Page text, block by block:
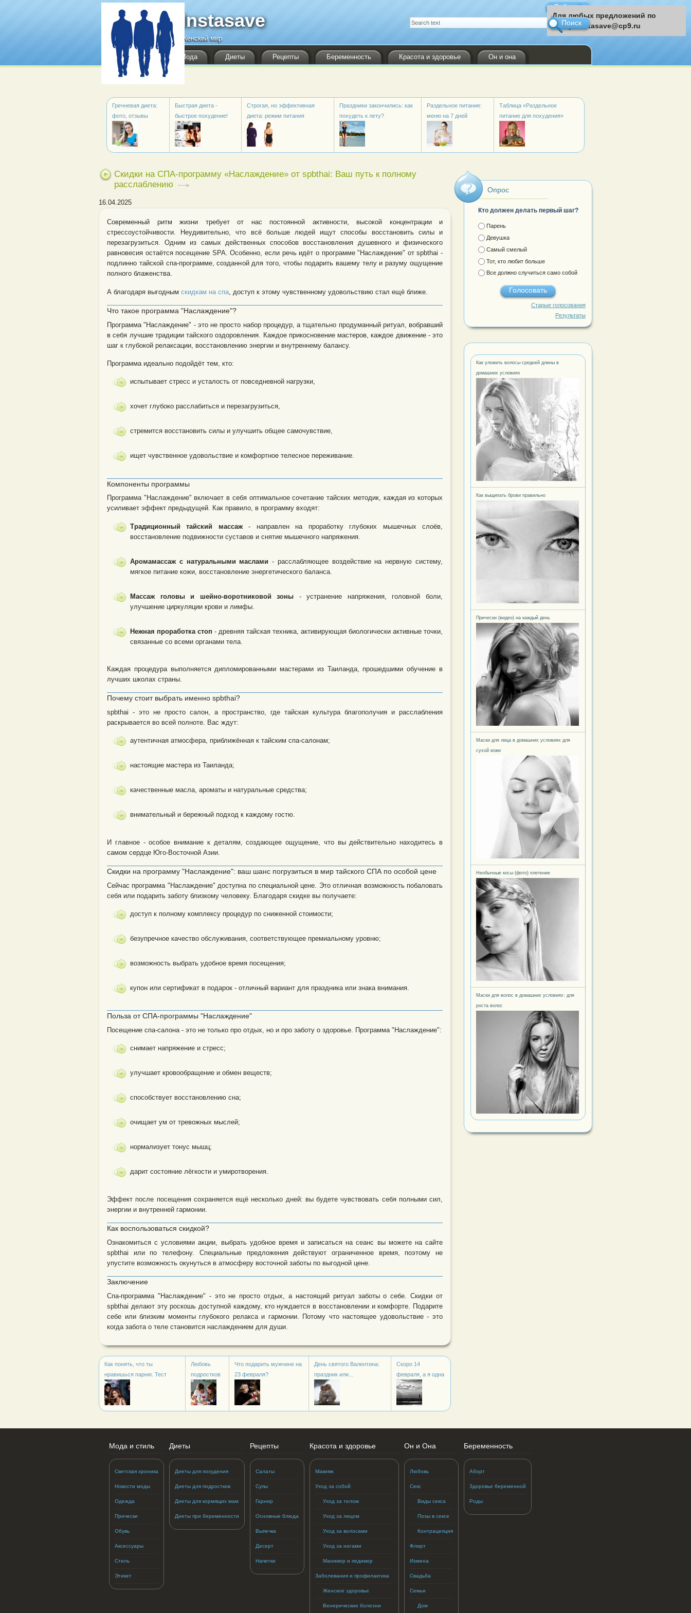
Перейти к основному содержанию
Мода Диеты Рецепты Беременность Красота и здоровье Он и она
Instasave
Женский мир
Войти
Форма поиска
Поиск
Гречневая диета:
фото, отзывы
Быстрая диета -
быстрое похудение!
Строгая, но эффективная
диета: режим питания
Праздники закончились: как
похудеть к лету?
Раздельное питание:
меню на 7 дней
Таблица «Раздельное
питание для похудения»
Скидки на СПА-программу «Наслаждение» от spbthai: Ваш путь к полному
расслаблению
16.04.2025
Современный ритм жизни требует от нас постоянной активности, высокой концентрации и
стрессоустойчивости. Неудивительно, что всё больше людей ищут способы восстановить силы и
перезагрузиться. Одним из самых действенных способов восстановления душевного и физического
равновесия остаётся посещение SPA. Особенно, если речь идёт о программе "Наслаждение" от spbthai -
подлинно тайской спа-программе, созданной для того, чтобы подарить вашему телу и разуму ощущение
полного блаженства.
А благодаря выгодным скидкам на спа , доступ к этому чувственному удовольствию стал ещё ближе.
Что такое программа "Наслаждение"?
Программа "Наслаждение" - это не просто набор процедур, а тщательно продуманный ритуал, вобравший
в себя лучшие традиции тайского оздоровления. Каждое прикосновение мастеров, каждое движение - это
шаг к глубокой релаксации, восстановлению энергии и внутреннему балансу.
Программа идеально подойдёт тем, кто:
испытывает стресс и усталость от повседневной нагрузки,
хочет глубоко расслабиться и перезагрузиться,
стремится восстановить силы и улучшить общее самочувствие,
ищет чувственное удовольствие и комфортное телесное переживание.
Компоненты программы
Программа "Наслаждение" включает в себя оптимальное сочетание тайских методик, каждая из которых
усиливает эффект предыдущей. Как правило, в программу входят:
Традиционный тайский массаж- направлен на проработку глубоких мышечных слоёв,
восстановление подвижности суставов и снятие мышечного напряжения.
Аромамассаж с натуральными маслами - расслабляющее воздействие на нервную систему,
мягкое питание кожи, восстановление энергетического баланса.
Массаж головы и шейно-воротниковой зоны - устранение напряжения, головной боли,
улучшение циркуляции крови и лимфы.
Нежная проработка стоп - древняя тайская техника, активирующая биологически активные точки,
связанные со всеми органами тела.
Каждая процедура выполняется дипломированными мастерами из Таиланда, прошедшими обучение в
лучших школах страны.
Почему стоит выбрать именно spbthai?
spbthai - это не просто салон, а пространство, где тайская культура благополучия и расслабления
раскрывается во всей полноте. Вас ждут:
аутентичная атмосфера, приближённая к тайским спа-салонам;
настоящие мастера из Таиланда;
качественные масла, ароматы и натуральные средства;
внимательный и бережный подход к каждому гостю.
И главное - особое внимание к деталям, создающее ощущение, что вы действительно находитесь в
самом сердце Юго-Восточной Азии.
Скидки на программу "Наслаждение": ваш шанс погрузиться в мир тайского СПА по особой цене
Сейчас программа "Наслаждение" доступна по специальной цене. Это отличная возможность побаловать
себя или подарить заботу близкому человеку. Благодаря скидке вы получаете:
доступ к полному комплексу процедур по сниженной стоимости;
безупречное качество обслуживания, соответствующее премиальному уровню;
возможность выбрать удобное время посещения;
купон или сертификат в подарок - отличный вариант для праздника или знака внимания.
Польза от СПА-программы "Наслаждение"
Посещение спа-салона - это не только про отдых, но и про заботу о здоровье. Программа "Наслаждение":
снимает напряжение и стресс;
улучшает кровообращение и обмен веществ;
способствует восстановлению сна;
очищает ум от тревожных мыслей;
нормализует тонус мышц;
дарит состояние лёгкости и умиротворения.
Эффект после посещения сохраняется ещё несколько дней: вы будете чувствовать себя полными сил,
энергии и внутренней гармонии.
Как воспользоваться скидкой?
Ознакомиться с условиями акции, выбрать удобное время и записаться на сеанс вы можете на сайте
spbthai или по телефону. Специальные предложения действуют ограниченное время, поэтому не
упустите возможность окунуться в атмосферу восточной заботы по выгодной цене.
Заключение
Спа-программа "Наслаждение" - это не просто отдых, а настоящий ритуал заботы о себе. Скидки от
spbthai делают эту роскошь доступной каждому, кто нуждается в восстановлении и комфорте. Подарите
себе или близким моменты глубокого релакса и гармонии. Потому что настоящее удовольствие - это
когда забота о теле становится наслаждением для души.
Как понять, что ты
нравишься парню. Тест
Любовь
подростков
Что подарить мужчине на
23 февраля?
День святого Валентина:
праздник или...
Скоро 14
февраля, а я одна
Опрос
Кто должен делать первый шаг?
Ответы
Парень
Девушка
Самый смелый
Тот, кто любит больше
Все должно случиться само собой
Старые голосования
Результаты
Как уложить волосы средней длины в
домашних условиях
Как выщипать брови правильно
Прически (видео) на каждый день
Маски для лица в домашних условиях для
сухой кожи
Необычные косы (фото) плетение
Маски для волос в домашних условиях: для
роста волос
Мода и стиль
Светская хроника
Новости моды
Одежда
Прически
Обувь
Аксессуары
Стиль
Этикет
Диеты
Диеты для похудения
Диеты для подростков
Диеты для кормящих мам
Диеты при беременности
Рецепты
Салаты
Супы
Гарнир
Основные блюда
Выпечка
Десерт
Напитки
Красота и здоровье
Макияж
Уход за собой
Уход за телом
Уход за лицом
Уход за волосами
Уход за ногами
Маникюр и педикюр
Заболевания и профилактика
Женское здоровье
Венерические болезни
Он и Она
Любовь
Секс
Виды секса
Позы в сексе
Контрацепция
Флирт
Измена
Свадьба
Семья
Дом
Беременность
Аборт
Здоровье беременной
Роды
Для любых предложений по
сайту: instasave@cp9.ru